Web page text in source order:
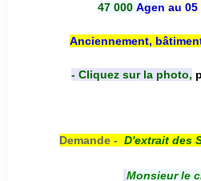
47 000 Agen au 05
Anciennement,
- Cliquez sur la photo,
Demande - D'extrait des
Monsieur le